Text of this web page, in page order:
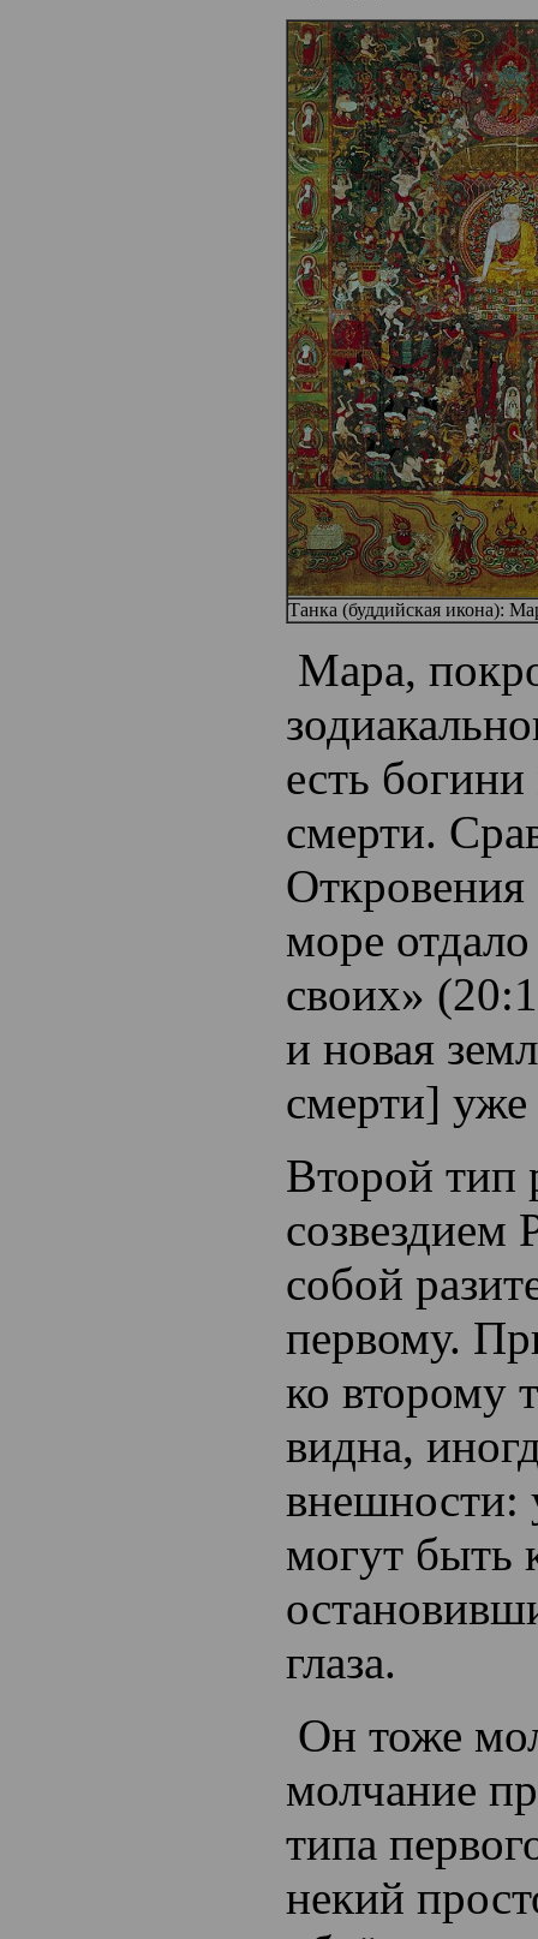
Танка (буддийская икона):
Мара,
есть
смерти.
Откровения
море
своих»
и новая
смерти]
Второй тип
созвездием
собой
первому.
ко второму
видна,
внешности:
могут быть
глаза.
Он тоже
молчание
типа
некий